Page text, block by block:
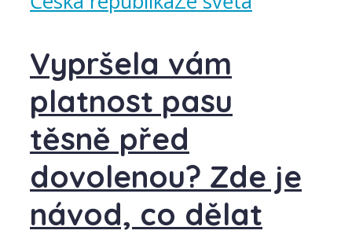
Vypršela vám
platnost pasu
těsně před
dovolenou? Zde je
návod, co dělat